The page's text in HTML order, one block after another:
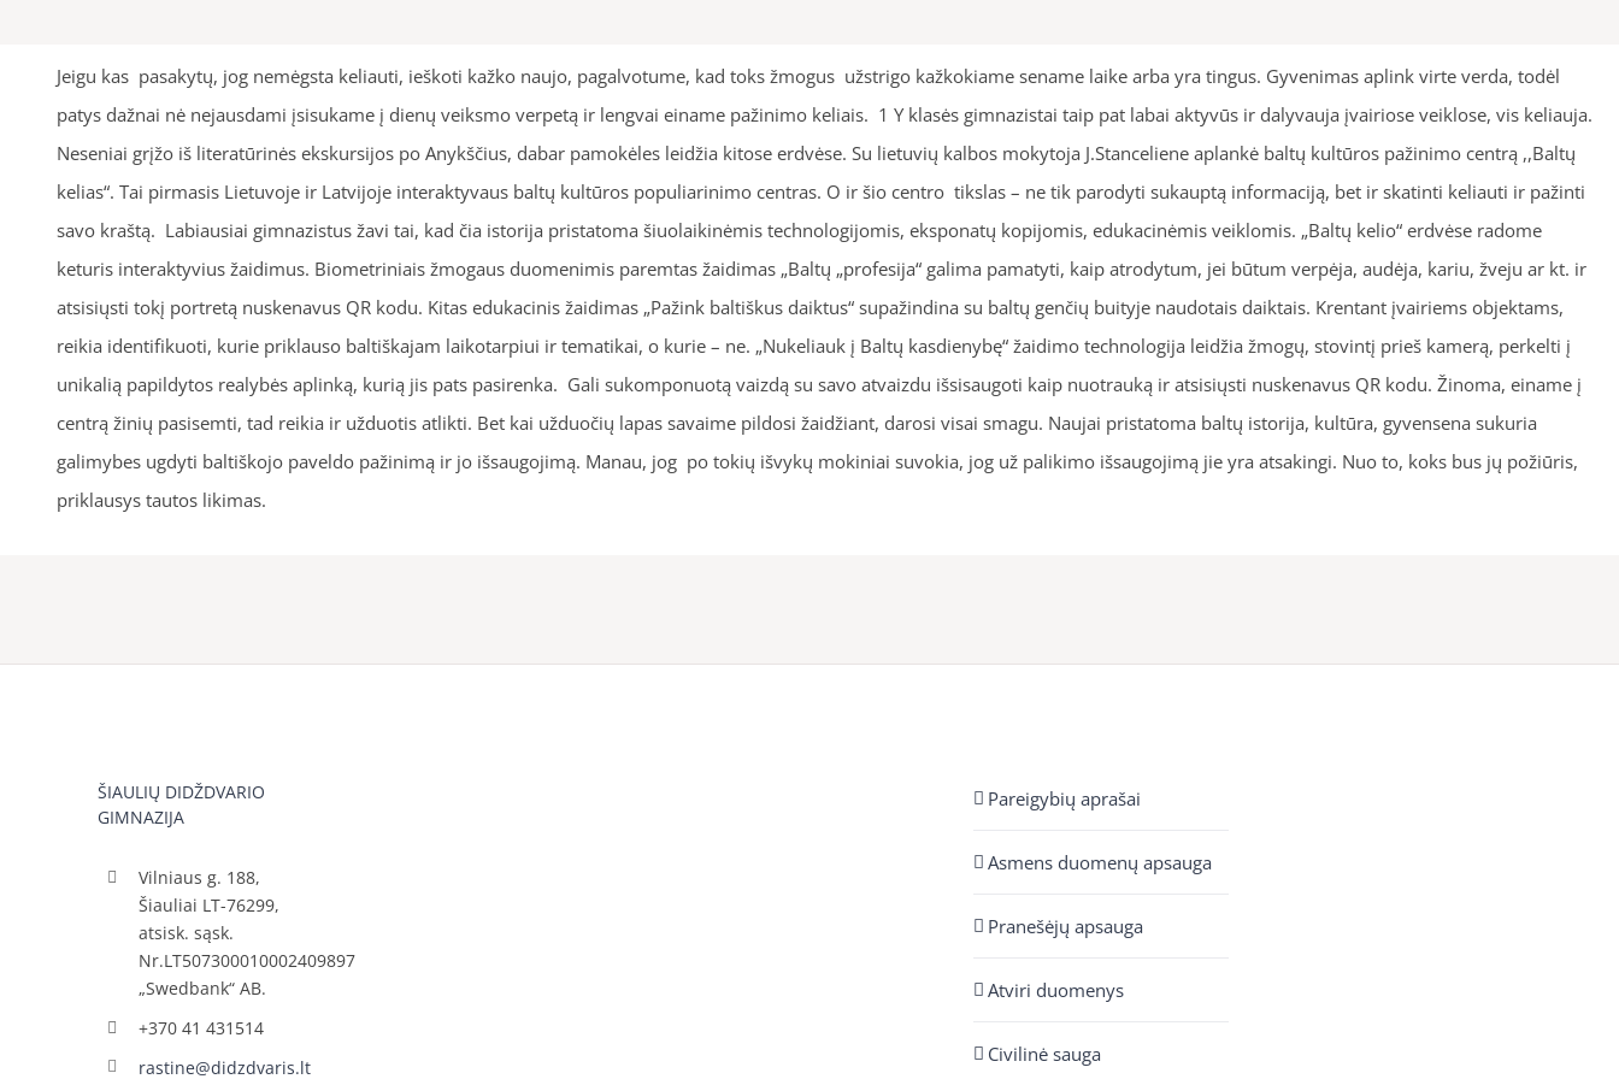
Jeigu kas pasakytų, jog nemėgsta keliauti, ieškoti kažko naujo, pagalvotume, kad toks žmogus užstrigo kažkokiame sename laike arba yra tingus. Gyvenimas aplink virte verda, todėl
patys dažnai nė nejausdami įsisukame į dienų veiksmo verpetą ir lengvai einame pažinimo keliais. 1 Y klasės gimnazistai taip pat labai aktyvūs ir dalyvauja įvairiose veiklose, vis keliauja.
Neseniai grįžo iš literatūrinės ekskursijos po Anykščius, dabar pamokėles leidžia kitose erdvėse. Su lietuvių kalbos mokytoja J.Stanceliene aplankė baltų kultūros pažinimo centrą ,,Baltų
kelias“. Tai pirmasis Lietuvoje ir Latvijoje interaktyvaus baltų kultūros populiarinimo centras. O ir šio centro tikslas – ne tik parodyti sukauptą informaciją, bet ir skatinti keliauti ir pažinti
savo kraštą. Labiausiai gimnazistus žavi tai, kad čia istorija pristatoma šiuolaikinėmis technologijomis, eksponatų kopijomis, edukacinėmis veiklomis. „Baltų kelio“ erdvėse radome
keturis interaktyvius žaidimus. Biometriniais žmogaus duomenimis paremtas žaidimas „Baltų „profesija“ galima pamatyti, kaip atrodytum, jei būtum verpėja, audėja, kariu, žveju ar kt. ir
atsisiųsti tokį portretą nuskenavus QR kodu. Kitas edukacinis žaidimas „Pažink baltiškus daiktus“ supažindina su baltų genčių buityje naudotais daiktais. Krentant įvairiems objektams,
reikia identifikuoti, kurie priklauso baltiškajam laikotarpiui ir tematikai, o kurie – ne. „Nukeliauk į Baltų kasdienybę“ žaidimo technologija leidžia žmogų, stovintį prieš kamerą, perkelti į
unikalią papildytos realybės aplinką, kurią jis pats pasirenka. Gali sukomponuotą vaizdą su savo atvaizdu išsisaugoti kaip nuotrauką ir atsisiųsti nuskenavus QR kodu. Žinoma, einame į
centrą žinių pasisemti, tad reikia ir užduotis atlikti. Bet kai užduočių lapas savaime pildosi žaidžiant, darosi visai smagu. Naujai pristatoma baltų istorija, kultūra, gyvensena sukuria
galimybes ugdyti baltiškojo paveldo pažinimą ir jo išsaugojimą. Manau, jog po tokių išvykų mokiniai suvokia, jog už palikimo išsaugojimą jie yra atsakingi. Nuo to, koks bus jų požiūris,
priklausys tautos likimas.
ŠIAULIŲ DIDŽDVARIO
GIMNAZIJA
Vilniaus g. 188,
Šiauliai LT-76299,
atsisk. sąsk.
Nr.LT507300010002409897
„Swedbank“ AB.
+370 41 431514
rastine@didzdvaris.lt
Pareigybių aprašai
Asmens duomenų apsauga
Pranešėjų apsauga
Atviri duomenys
Civilinė sauga